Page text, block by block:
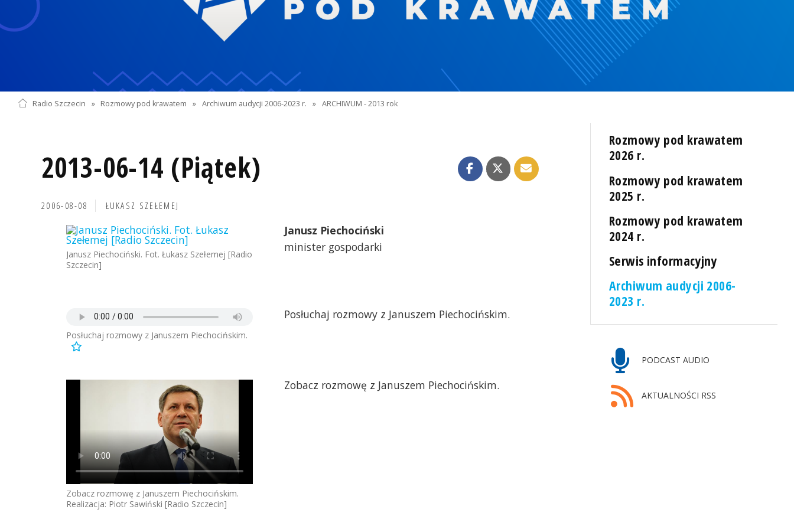
Radio Szczecin » Rozmowy pod krawatem » Archiwum audycji 2006-2023 r. » ARCHIWUM - 2013 rok
2013-06-14 (Piątek)
2006-08-08 ŁUKASZ SZEŁEMEJ
Janusz Piechociński. Fot. Łukasz Szełemej [Radio
Szczecin]
Janusz Piechociński
minister gospodarki
Posłuchaj rozmowy z Januszem Piechocińskim.
Posłuchaj rozmowy z Januszem Piechocińskim.
Zobacz rozmowę z Januszem Piechocińskim.
Realizacja: Piotr Sawiński [Radio Szczecin]
Zobacz rozmowę z Januszem Piechocińskim.
Rozmowy pod krawatem
2026 r.
Rozmowy pod krawatem
2025 r.
Rozmowy pod krawatem
2024 r.
Serwis informacyjny
Archiwum audycji 2006-
2023 r.
PODCAST AUDIO
AKTUALNOŚCI RSS